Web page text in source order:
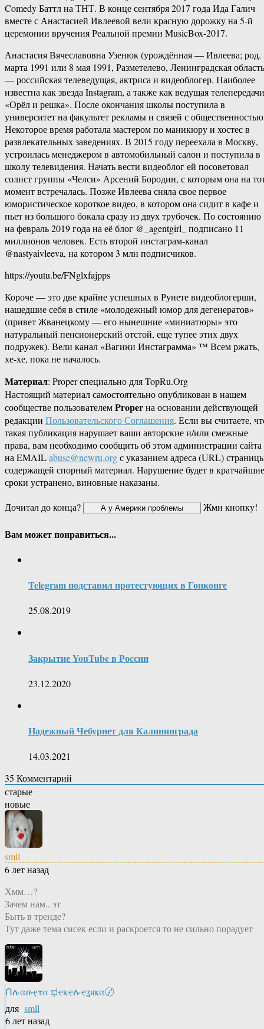
Comedy Баттл на ТНТ. В конце сентября 2017 года Ида Галич
вместе с Анастасией Ивлеевой вели красную дорожку на 5-й
церемонии вручения Реальной премии MusicBox-2017.
Анастасия Вячеславовна Узенюк (урождённая — Ивлеева; род.
марта 1991 или 8 мая 1991, Разметелево, Ленинградская
— российская телеведущая, актриса и видеоблогер. Наиболее
известна как звезда Instagram, а также как ведущая телепередачи
«Орёл и решка». После окончания школы поступила в
университет на факультет рекламы и связей с
Некоторое время работала мастером по маникюру и хостес в
развлекательных заведениях. В 2015 году переехала в Москву,
устроилась менеджером в автомобильный салон и поступила в
школу телевидения. Начать вести видеоблог ей посоветовал
солист группы «Челси» Арсений Бородин, с которым она на
момент встречалась. Позже Ивлеева сняла свое первое
юмористическое короткое видео, в котором она сидит в кафе и
пьет из большого бокала сразу из двух трубочек. По состоянию
на февраль 2019 года на её блог @_agentgirl_ подписано 11
миллионов человек. Есть второй инстаграм-канал
@nastyaivleeva, на котором 3 млн подписчиков.
https://youtu.be/FNglxfajpps
Короче — это две крайне успешных в Рунете видеоблогерши,
нашедшие себя в стиле «молодежный юмор для дегенератов»
(привет Жванецкому — его нынешние «миниатюры» это
натуральный пенсионерский отстой, еще тупее этих двух
подружек). Вели канал «Вагини Инстаграмма» ™ Всем ржать,
хе-хе, пока не началось.
Материал: Proper специально для TopRu.Org
Настоящий материал самостоятельно опубликован в нашем
сообществе пользователемProperна основании действующей
редакции Пользовательского Соглашения. Если вы считаете,
такая публикация нарушает ваши авторские и/или смежные
права, вам необходимо сообщить об этом администрации сайта
на EMAILabuse@newru.orgс указанием адреса (URL)
содержащей спорный материал. Нарушение будет в кратчайшие
сроки устранено, виновные наказаны.
Дочитал до конца?
Жми кнопку!
Вам может понравиться...
Telegram подставил протестующих в Гонконге
25.08.2019
Закрытие YouTube в России
23.12.2020
Надежный Чебурнет для Калининграда
14.03.2021
35 Комментарий
старые
новые
smll
6 лет назад
Хмм…?
Зачем нам.. эт
Быть в тренде?
Тут даже тема сисек если и раскроется то не сильно порадует
Ոሉαዙҿτα ಭҿҝҿሉҿʓяҝα〄
для smll
6 лет назад